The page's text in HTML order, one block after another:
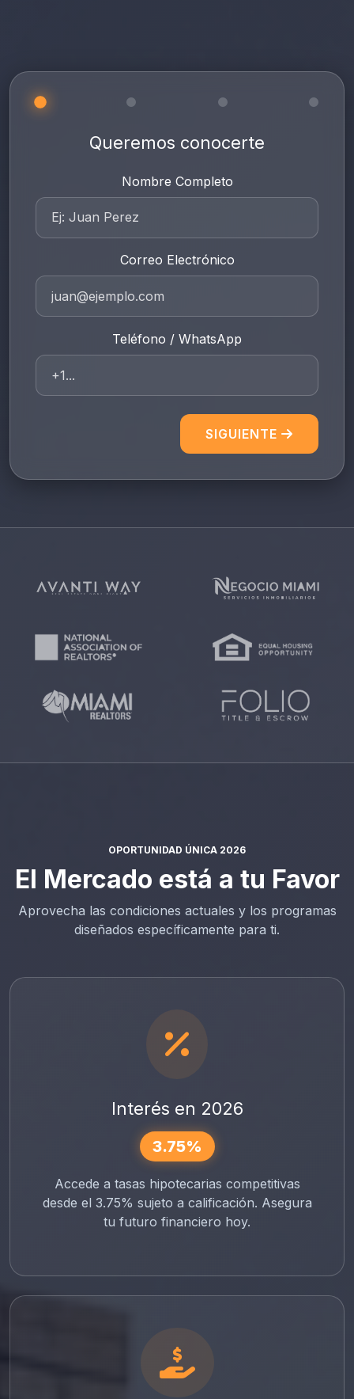
Queremos conocerte
Nombre Completo
Correo Electrónico
Teléfono / WhatsApp
SIGUIENTE
OPORTUNIDAD ÚNICA 2026
El Mercado está a tu Favor
Aprovecha las condiciones actuales y los programas
diseñados específicamente para ti.
Interés en 2026
3.75%
Accede a tasas hipotecarias competitivas
desde el 3.75% sujeto a calificación. Asegura
tu futuro financiero hoy.